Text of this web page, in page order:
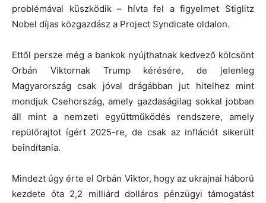
problémával küszködik – hívta fel a figyelmet Stiglitz
Nobel díjas közgazdász a Project Syndicate oldalon.
Ettől persze még a bankok nyújthatnak kedvező kölcsönt
Orbán Viktornak Trump kérésére, de jelenleg
Magyarország csak jóval drágábban jut hitelhez mint
mondjuk Csehország, amely gazdaságilag sokkal jobban
áll mint a nemzeti együttműködés rendszere, amely
repülőrajtot ígért 2025-re, de csak az inflációt sikerült
beindítania.
Mindezt úgy érte el Orbán Viktor, hogy az ukrajnai háború
kezdete óta 2,2 milliárd dolláros pénzügyi támogatást